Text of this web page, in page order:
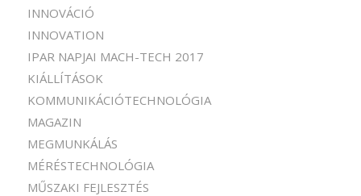
INNOVÁCIÓ
INNOVATION
IPAR NAPJAI MACH-TECH 2017
KIÁLLÍTÁSOK
KOMMUNIKÁCIÓTECHNOLÓGIA
MAGAZIN
MEGMUNKÁLÁS
MÉRÉSTECHNOLÓGIA
MŰSZAKI FEJLESZTÉS